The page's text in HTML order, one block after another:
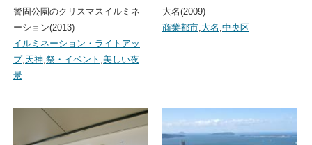
警固公園のクリスマスイルミネ
ーション(2013)
イルミネーション・ライトアッ
プ,天神,祭・イベント ,美しい夜
景…
大名(2009)
商業都市,大名 ,中央区